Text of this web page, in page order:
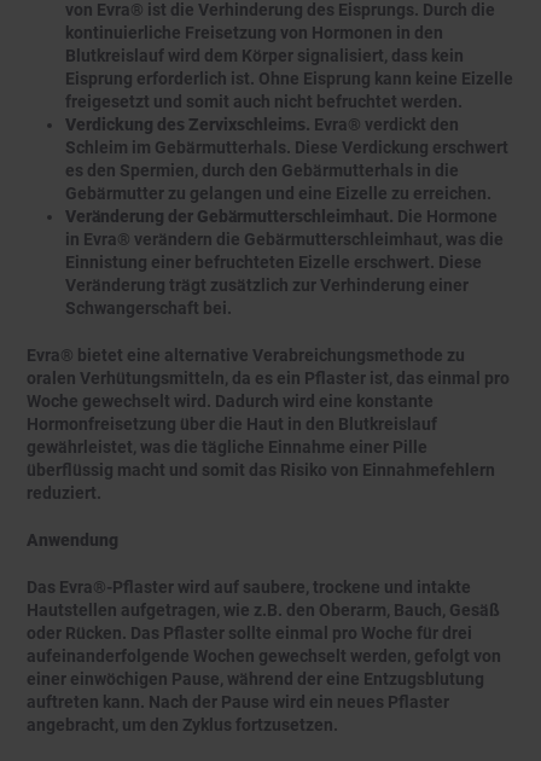
von Evra® ist die Verhinderung des Eisprungs. Durch die
kontinuierliche Freisetzung von Hormonen in den
Blutkreislauf wird dem Körper signalisiert, dass kein
Eisprung erforderlich ist. Ohne Eisprung kann keine Eizelle
freigesetzt und somit auch nicht befruchtet werden.
Verdickung des Zervixschleims. Evra® verdickt den
Schleim im Gebärmutterhals. Diese Verdickung erschwert
es den Spermien, durch den Gebärmutterhals in die
Gebärmutter zu gelangen und eine Eizelle zu erreichen.
Veränderung der Gebärmutterschleimhaut. Die Hormone
in Evra® verändern die Gebärmutterschleimhaut, was die
Einnistung einer befruchteten Eizelle erschwert. Diese
Veränderung trägt zusätzlich zur Verhinderung einer
Schwangerschaft bei.
Evra® bietet eine alternative Verabreichungsmethode zu
oralen Verhütungsmitteln, da es ein Pflaster ist, das einmal pro
Woche gewechselt wird. Dadurch wird eine konstante
Hormonfreisetzung über die Haut in den Blutkreislauf
gewährleistet, was die tägliche Einnahme einer Pille
überflüssig macht und somit das Risiko von Einnahmefehlern
reduziert.
Anwendung
Das Evra®-Pflaster wird auf saubere, trockene und intakte
Hautstellen aufgetragen, wie z.B. den Oberarm, Bauch, Gesäß
oder Rücken. Das Pflaster sollte einmal pro Woche für drei
aufeinanderfolgende Wochen gewechselt werden, gefolgt von
einer einwöchigen Pause, während der eine Entzugsblutung
auftreten kann. Nach der Pause wird ein neues Pflaster
angebracht, um den Zyklus fortzusetzen.